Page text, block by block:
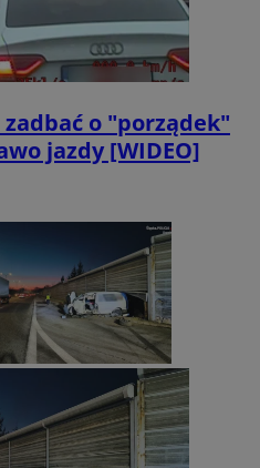
zadbać o "porządek"
jazdy [WIDEO]